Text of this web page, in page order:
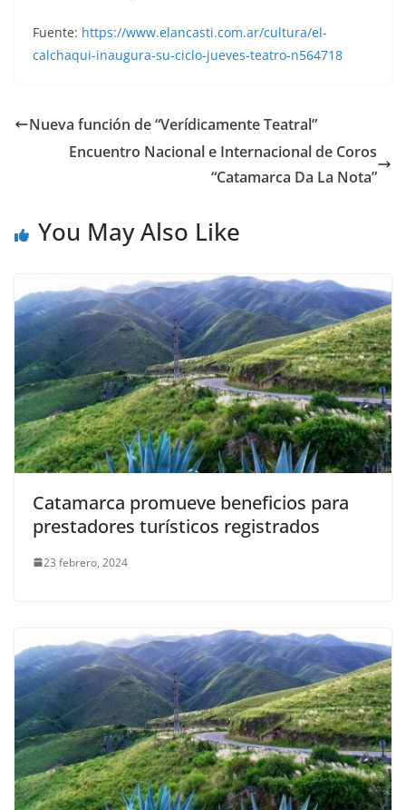
Fuente: https://www.elancasti.com.ar/cultura/el-
calchaqui-inaugura-su-ciclo-jueves-teatro-n564718
Nueva función de “Verídicamente Teatral”
Encuentro Nacional e Internacional de Coros
“Catamarca Da La Nota”
You May Also Like
Catamarca promueve beneficios para
prestadores turísticos registrados
23 febrero, 2024